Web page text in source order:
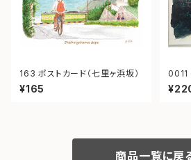
163 ポストカード（七里ヶ浜坂）
¥165
0011 ポストカード（アジサイ御
霊神社
商品一覧に戻